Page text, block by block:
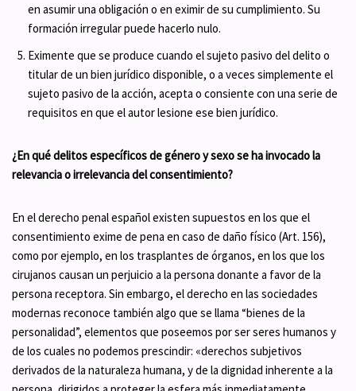
en asumir una obligación o en eximir de su cumplimiento. Su
formación irregular puede hacerlo nulo.
Eximente que se produce cuando el sujeto pasivo del delito o
titular de un bien jurídico disponible, o a veces simplemente el
sujeto pasivo de la acción, acepta o consiente con una serie de
requisitos en que el autor lesione ese bien jurídico.
¿En qué delitos específicos de género y sexo se ha invocado la
relevancia o irrelevancia del consentimiento?
En el derecho penal español existen supuestos en los que el
consentimiento exime de pena en caso de daño físico (Art. 156),
como por ejemplo, en los trasplantes de órganos, en los que los
cirujanos causan un perjuicio a la persona donante a favor de la
persona receptora. Sin embargo, el derecho en las sociedades
modernas reconoce también algo que se llama “bienes de la
personalidad”, elementos que poseemos por ser seres humanos y
de los cuales no podemos prescindir: «derechos subjetivos
derivados de la naturaleza humana, y de la dignidad inherente a la